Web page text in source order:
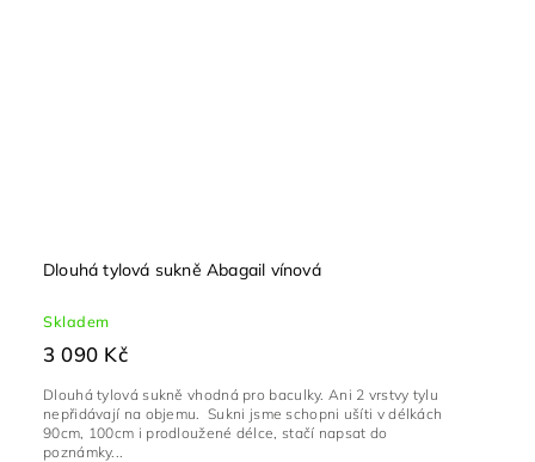
Dlouhá tylová sukně Abagail vínová
Skladem
3 090 Kč
Dlouhá tylová sukně vhodná pro baculky. Ani 2 vrstvy tylu
nepřidávají na objemu. Sukni jsme schopni ušíti v délkách
90cm, 100cm i prodloužené délce, stačí napsat do
poznámky...